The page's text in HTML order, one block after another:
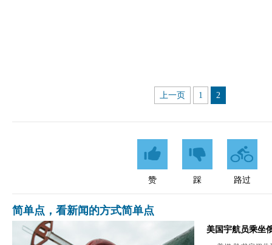
上一页 1 2
赞 踩 路过
简单点，看新闻的方式简单点
美国宇航员乘坐